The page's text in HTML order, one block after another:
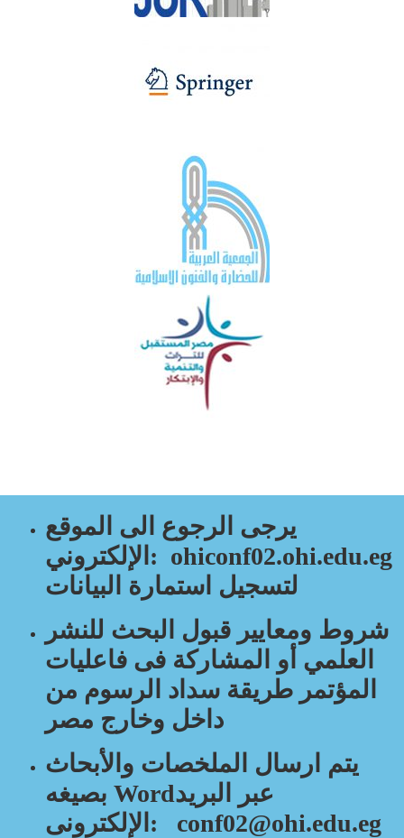
يرجى الرجوع الى الموقع
الإلكتروني: ohiconf02.ohi.edu.eg
لتسجيل استمارة البيانات
شروط ومعايير قبول البحث للنشر
العلمي أو المشاركة فى فاعليات
المؤتمر طريقة سداد الرسوم من
داخل وخارج مصر
يتم ارسال الملخصات والأبحاث
بصيغه Wordعبر البريد
الإلكترونى: conf02@ohi.edu.eg